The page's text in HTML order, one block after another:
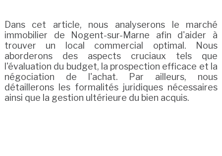
Dans cet article, nous analyserons le marché
immobilier de Nogent-sur-Marne afin d'aider à
trouver un local commercial optimal. Nous
aborderons des aspects cruciaux tels que
l'évaluation du budget, la prospection efficace et la
négociation de l'achat. Par ailleurs, nous
détaillerons les formalités juridiques nécessaires
ainsi que la gestion ultérieure du bien acquis.